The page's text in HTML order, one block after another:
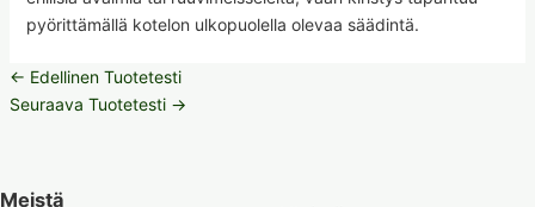
pyörittämällä kotelon ulkopuolella olevaa säädintä.
← Edellinen Tuotetesti
Seuraava Tuotetesti →
Meistä